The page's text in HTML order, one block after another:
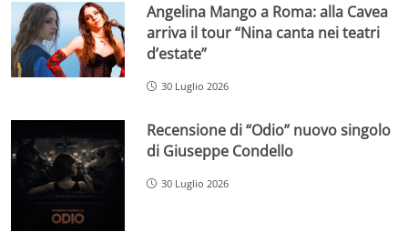
Angelina Mango a Roma: alla Cavea
arriva il tour “Nina canta nei teatri
d’estate”
30 Luglio 2026
Recensione di “Odio” nuovo singolo
di Giuseppe Condello
30 Luglio 2026